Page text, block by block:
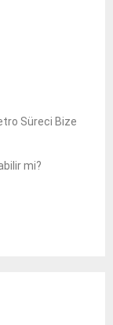
Süreci Bize
mi?